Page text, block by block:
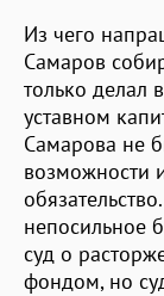
Из чего
Самаров
только делал
уставном
Самарова не
возможности
непосильное
суд о
фондом, но